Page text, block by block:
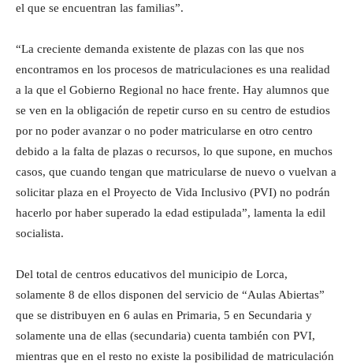
el que se encuentran las familias”.
“La creciente demanda existente de plazas con las que nos
encontramos en los procesos de matriculaciones es una realidad
a la que el Gobierno Regional no hace frente. Hay alumnos que
se ven en la obligación de repetir curso en su centro de estudios
por no poder avanzar o no poder matricularse en otro centro
debido a la falta de plazas o recursos, lo que supone, en muchos
casos, que cuando tengan que matricularse de nuevo o vuelvan a
solicitar plaza en el Proyecto de Vida Inclusivo (PVI) no podrán
hacerlo por haber superado la edad estipulada”, lamenta la edil
socialista.
Del total de centros educativos del municipio de Lorca,
solamente 8 de ellos disponen del servicio de “Aulas Abiertas”
que se distribuyen en 6 aulas en Primaria, 5 en Secundaria y
solamente una de ellas (secundaria) cuenta también con PVI,
mientras que en el resto no existe la posibilidad de matriculación